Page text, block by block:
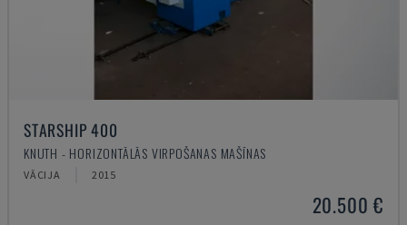
STARSHIP 400
KNUTH - HORIZONTĀLĀS VIRPOŠANAS MAŠĪNAS
VĀCIJA 2015
20.500 €